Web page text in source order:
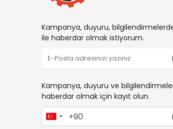
Kampanya, duyuru,
ile haberdar olmak istiyorum.
Kampanya, duyuru ve
haberdar olmak için kayıt olun.